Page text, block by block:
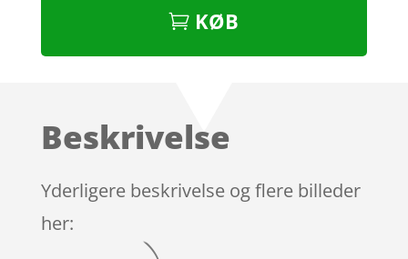
KØB
Beskrivelse
Yderligere beskrivelse og flere billeder
her: